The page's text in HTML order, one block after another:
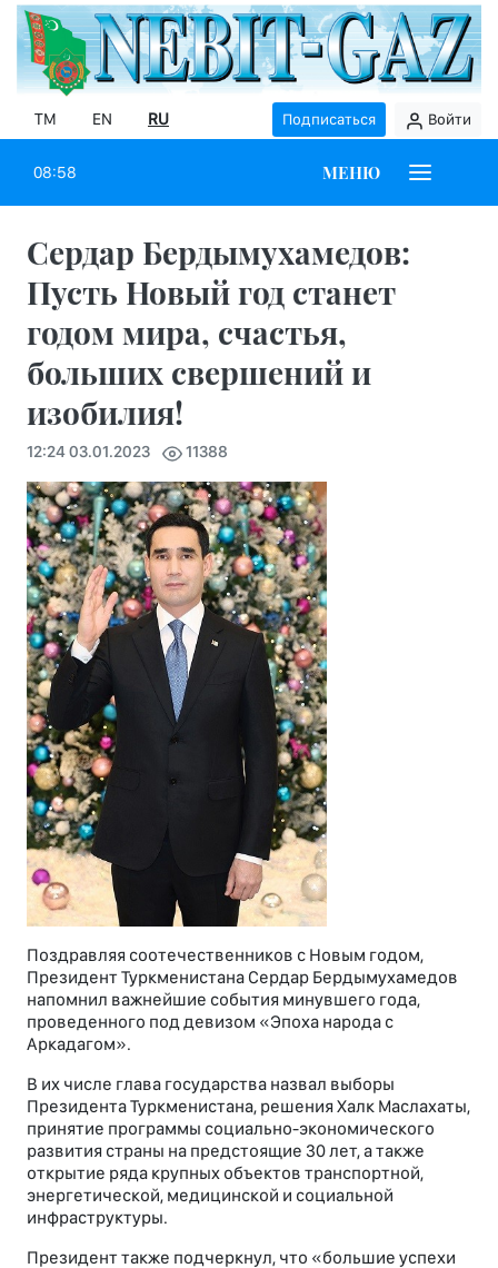
TM EN RU Подписаться Войти
08:58 МЕНЮ
Сердар Бердымухамедов:
Пусть Новый год станет
годом мира, счастья,
больших свершений и
изобилия!
12:24 03.01.2023 11388
Поздравляя соотечественников с Новым годом,
Президент Туркменистана Сердар Бердымухамедов
напомнил важнейшие события минувшего года,
проведенного под девизом «Эпоха народа с
Аркадагом».
В их числе глава государства назвал выборы
Президента Туркменистана, решения Халк Маслахаты,
принятие программы социально-экономического
развития страны на предстоящие 30 лет, а также
открытие ряда крупных объектов транспортной,
энергетической, медицинской и социальной
инфраструктуры.
Президент также подчеркнул, что «большие успехи